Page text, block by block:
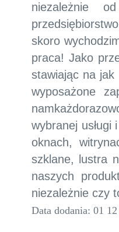
niezależnie
skoro
praca! Jako
stawiając na jak
wyposażone
wybranej
oknach,
szklane, lustra
naszych
niezależnie czy
Data dodania: 01